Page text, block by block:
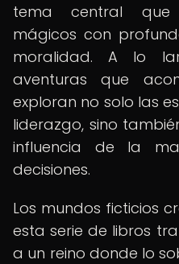
tema central que
mágicos con
moralidad. A lo
aventuras que
exploran no solo las
liderazgo, sino
influencia de la
decisiones.
Los mundos ficticios
esta serie de libros
a un reino donde lo